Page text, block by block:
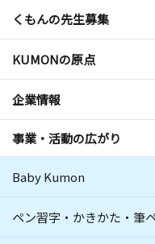
くもんの先生募集
KUMONの原点
企業情報
事業・活動の広がり
Baby Kumon
ペン習字・かきかた・筆